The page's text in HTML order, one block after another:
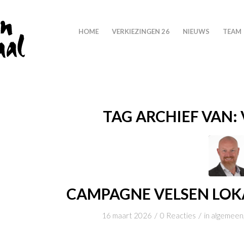
HOME VERKIEZINGEN 26 NIEUWS TEAM
TAG ARCHIEF VAN:
CAMPAGNE VELSEN
16 maart 2026 / 0 Reacties / in algemeen